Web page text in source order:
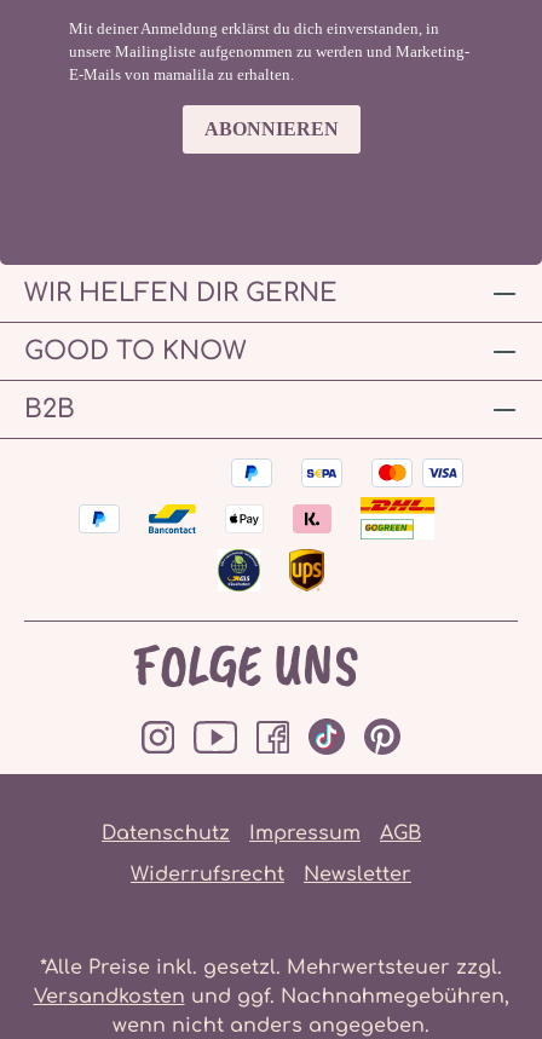
Mit deiner Anmeldung erklärst du dich einverstanden, in
unsere Mailingliste aufgenommen zu werden und Marketing-
E-Mails von mamalila zu erhalten.
ABONNIEREN
WIR HELFEN DIR GERNE
GOOD TO KNOW
B2B
FOLGE UNS
Datenschutz Impressum
AGB
Widerrufsrecht
Newsletter
*Alle Preise inkl. gesetzl. Mehrwertsteuer zzgl.
Versandkosten und ggf. Nachnahmegebühren,
wenn nicht anders angegeben.